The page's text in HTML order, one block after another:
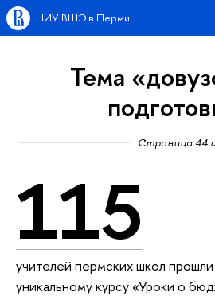
НИУ ВШЭ в Перми
Тема
Страница 44
115
учителей пермских школ
уникальному курсу «Уроки о